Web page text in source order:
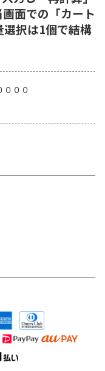
面での「カート
選択は1個で結構
０００